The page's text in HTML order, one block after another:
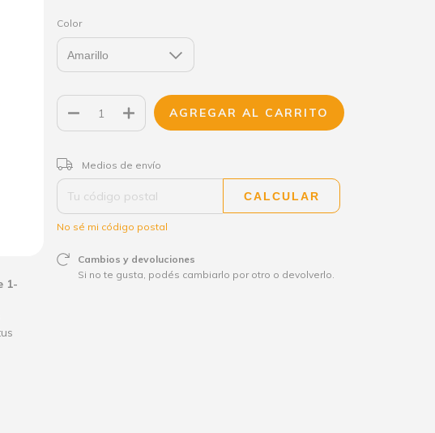
1-
Color
Entregas para el CP:
Medios de envío
CALCULAR
No sé mi código postal
Cambios y devoluciones
Si no te gusta, podés cambiarlo por otro o devolverlo.